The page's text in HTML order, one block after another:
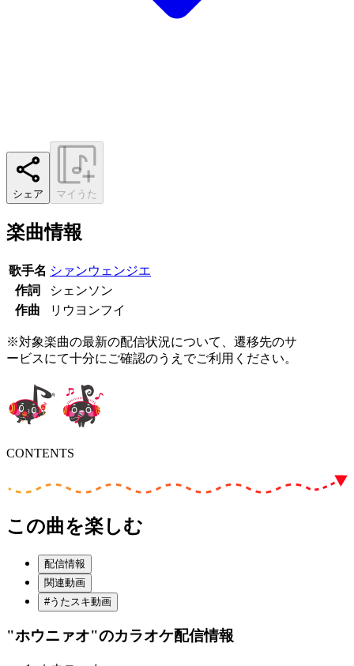
シェア マイうた
楽曲情報
歌手名 シァンウェンジエ
作詞
シェンソン
作曲
リウヨンフイ
※対象楽曲の最新の配信状況について、遷移先のサ
ービスにて十分にご確認のうえでご利用ください。
CONTENTS
この曲を楽しむ
配信情報
関連動画
#うたスキ動画
"ホウニァオ"のカラオケ配信情報